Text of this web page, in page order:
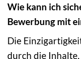
Wie kann ich
Bewerbung mit
Die
durch die